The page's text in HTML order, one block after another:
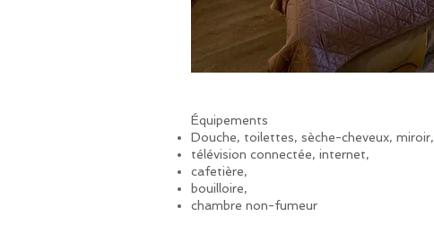
Équipements
Douche, toilettes, sèche-cheveux, miroir,
télévision connectée, internet,
cafetière,
bouilloire,
chambre non-fumeur